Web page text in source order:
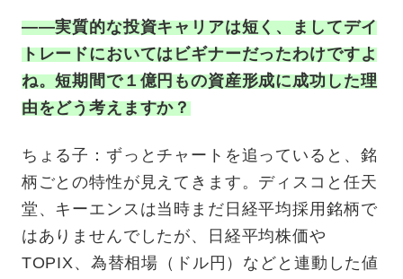
——実質的な投資キャリアは短く、ましてデイ
トレードにおいてはビギナーだったわけですよ
ね。短期間で１億円もの資産形成に成功した理
由をどう考えますか？
ちょる子：ずっとチャートを追っていると、銘
柄ごとの特性が見えてきます。ディスコと任天
堂、キーエンスは当時まだ日経平均採用銘柄で
はありませんでしたが、日経平均株価や
TOPIX、為替相場（ドル円）などと連動した値